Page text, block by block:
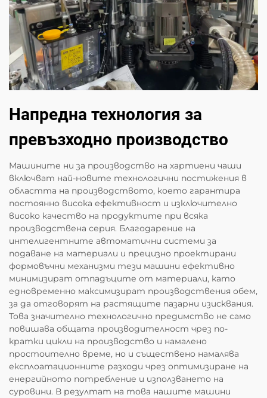
Напредна технология за
превъзходно производство
Машините ни за производство на хартиени чаши
включват най-новите технологични постижения в
областта на производството, което гарантира
постоянно висока ефективност и изключително
високо качество на продуктите при всяка
производствена серия. Благодарение на
интелигентните автоматични системи за
подаване на материали и прецизно проектирани
формовъчни механизми тези машини ефективно
минимизират отпадъците от материали, като
едновременно максимизират производствения обем,
за да отговорят на растящите пазарни изисквания.
Това значително технологично предимство не само
повишава общата производителност чрез по-
кратки цикли на производство и намалено
простоително време, но и съществено намалява
експлоатационните разходи чрез оптимизиране на
енергийното потребление и използването на
суровини. В резултат на това нашите машини